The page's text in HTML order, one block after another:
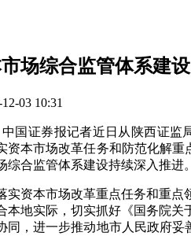
场综合监管体系建
03 10:31
证券报记者近日从陕西证监
资本市场改革任务和防范化解
合监管体系建设持续深入推进。
本市场改革重点任务和重点
本地实际，切实抓好《国务院
同，进一步推动地市人民政府